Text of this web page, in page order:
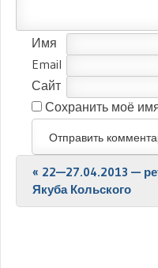
Имя
Email
Сайт
Сохранить моё
Post
« 22—27.04.2013 —
Якуба Кольского